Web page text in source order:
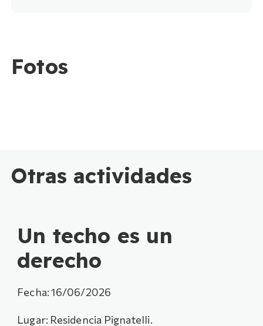
Fotos
Otras actividades
Un techo es un
derecho
Fecha: 16/06/2026
Lugar: Residencia Pignatelli.